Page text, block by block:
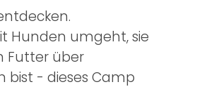
Hunden umgeht, sie
Futter über
bist - dieses Camp